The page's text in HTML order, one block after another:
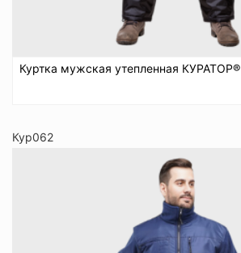
Куртка мужская утепленная КУРАТОР®
Кур062